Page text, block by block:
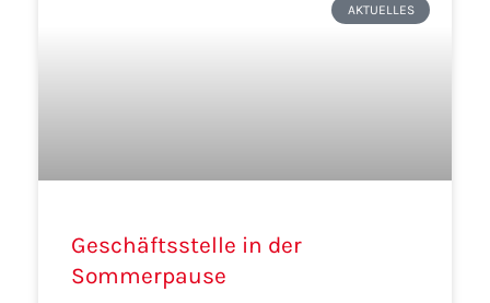
AKTUELLES
Geschäftsstelle in der
Sommerpause